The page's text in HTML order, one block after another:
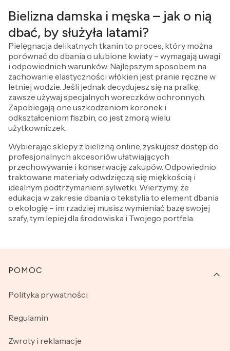
Bielizna damska i męska – jak o nią
dbać, by służyła latami?
Pielęgnacja delikatnych tkanin to proces, który można
porównać do dbania o ulubione kwiaty – wymagają uwagi
i odpowiednich warunków. Najlepszym sposobem na
zachowanie elastyczności włókien jest pranie ręczne w
letniej wodzie. Jeśli jednak decydujesz się na pralkę,
zawsze używaj specjalnych woreczków ochronnych.
Zapobiegają one uszkodzeniom koronek i
odkształceniom fiszbin, co jest zmorą wielu
użytkowniczek.
Wybierając sklepy z bielizną online, zyskujesz dostęp do
profesjonalnych akcesoriów ułatwiających
przechowywanie i konserwację zakupów. Odpowiednio
traktowane materiały odwdzięczą się miękkością i
idealnym podtrzymaniem sylwetki. Wierzymy, że
edukacja w zakresie dbania o tekstylia to element dbania
o ekologię – im rzadziej musisz wymieniać bazę swojej
szafy, tym lepiej dla środowiska i Twojego portfela.
Linki w stopce
POMOC
Polityka prywatności
Regulamin
Zwroty i reklamacje